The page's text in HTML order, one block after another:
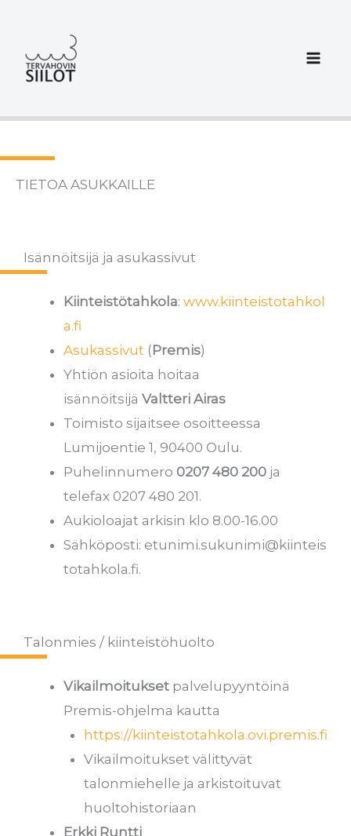
TIETOA ASUKKAILLE
Isännöitsijä ja asukassivut
Kiinteistötahkola: www.kiinteistotahkol
a.fi
Asukassivut (Premis)
Yhtiön asioita hoitaa
isännöitsijä Valtteri Airas
Toimisto sijaitsee osoitteessa
Lumijoentie 1, 90400 Oulu.
Puhelinnumero 0207 480 200 ja
telefax 0207 480 201.
Aukioloajat arkisin klo 8.00-16.00
Sähköposti: etunimi.sukunimi@kiinteis
totahkola.fi.
Talonmies / kiinteistöhuolto
Vikailmoitukset palvelupyyntöinä
Premis-ohjelma kautta
https://kiinteistotahkola.ovi.premis.fi
Vikailmoitukset välittyvät
talonmiehelle ja arkistoituvat
huoltohistoriaan
Erkki Runtti